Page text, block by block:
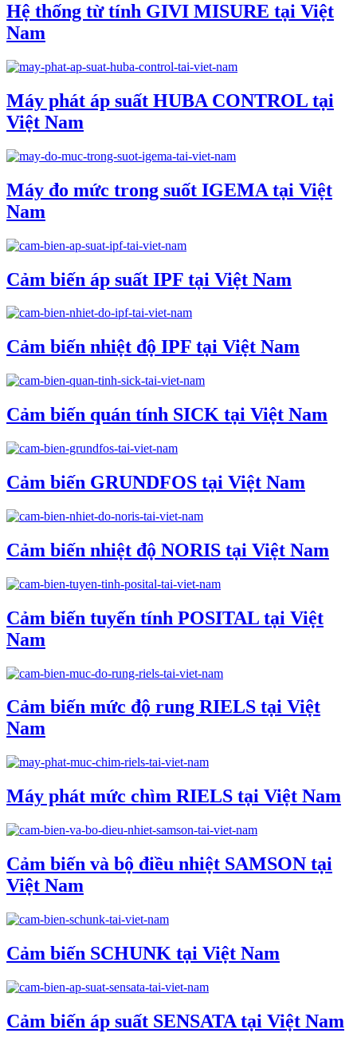
Hệ thống từ tính GIVI MISURE tại Việt
Nam
Máy phát áp suất HUBA CONTROL tại
Việt Nam
Máy đo mức trong suốt IGEMA tại Việt
Nam
Cảm biến áp suất IPF tại Việt Nam
Cảm biến nhiệt độ IPF tại Việt Nam
Cảm biến quán tính SICK tại Việt Nam
Cảm biến GRUNDFOS tại Việt Nam
Cảm biến nhiệt độ NORIS tại Việt Nam
Cảm biến tuyến tính POSITAL tại Việt
Nam
Cảm biến mức độ rung RIELS tại Việt
Nam
Máy phát mức chìm RIELS tại Việt Nam
Cảm biến và bộ điều nhiệt SAMSON tại
Việt Nam
Cảm biến SCHUNK tại Việt Nam
Cảm biến áp suất SENSATA tại Việt Nam